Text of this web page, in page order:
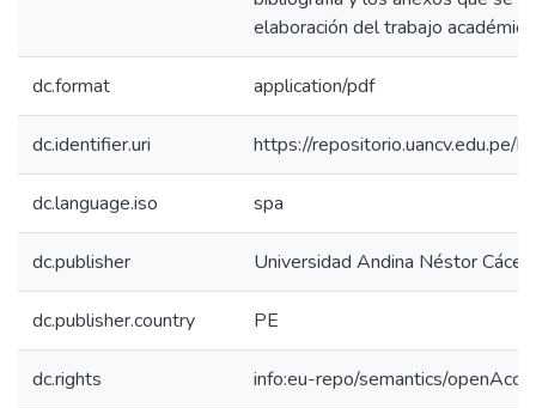
elaboración del trabajo
dc.format application/pdf
dc.identifier.uri https://repositorio.uancv.edu.pe/
dc.language.iso spa
dc.publisher Universidad Andina Néstor
dc.publisher.country PE
dc.rights info:eu-repo/semantics/